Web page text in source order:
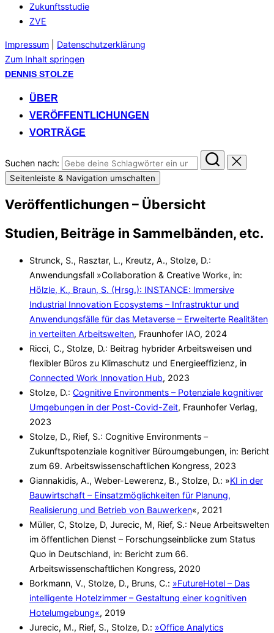
Zukunftsstudie
ZVE
Impressum
Datenschutzerklärung
Zum Inhalt springen
DENNIS STOLZE
ÜBER
VERÖFFENTLICHUNGEN
VORTRÄGE
Suchen nach:
Seitenleiste & Navigation umschalten
Veröffentlichungen – Übersicht
Studien, Beiträge in Sammelbänden, etc.
Strunck, S., Rasztar, L., Kreutz, A., Stolze, D.:
Anwendungsfall »Collaboration & Creative Work«, in:
Hölzle, K., Braun, S. (Hrsg.): INSTANCE: Immersive
Industrial Innovation Ecosystems – Infrastruktur und
Anwendungsfälle für das Metaverse – Erweiterte Realitäten
in verteilten Arbeitswelten, Fraunhofer IAO, 2024
Ricci, C., Stolze, D.: Beitrag hybrider Arbeitsweisen und
flexibler Büros zu Klimaschutz und Energieeffizienz, in
Connected Work Innovation Hub, 2023
Stolze, D.: Cognitive Environments – Potenziale kognitiver
Umgebungen in der Post-Covid-Zeit, Fraunhofer Verlag,
2023
Stolze, D., Rief, S.: Cognitive Environments –
Zukunftspotenziale kognitiver Büroumgebungen, in: Bericht
zum 69. Arbeitswissenschaftlichen Kongress, 2023
Giannakidis, A., Weber-Lewerenz, B., Stolze, D.: »KI in der
Bauwirtschaft – Einsatzmöglichkeiten für Planung,
Realisierung und Betrieb von Bauwerken«, 2021
Müller, C, Stolze, D, Jurecic, M, Rief, S.: Neue Arbeitswelten
im öffentlichen Dienst – Forschungseinblicke zum Status
Quo in Deutschland, in: Bericht zum 66.
Arbeitswissenschaftlichen Kongress, 2020
Borkmann, V., Stolze, D., Bruns, C.: »FutureHotel – Das
intelligente Hotelzimmer – Gestaltung einer kognitiven
Hotelumgebung«, 2019
Jurecic, M., Rief, S., Stolze, D.: »Office Analytics